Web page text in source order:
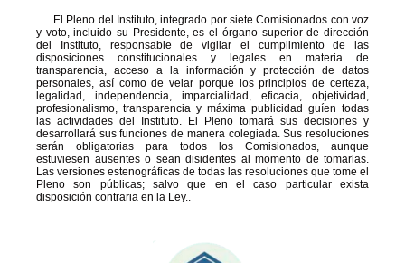
El Pleno del Instituto, integrado por siete Comisionados con voz
y voto, incluido su Presidente, es el órgano superior de dirección
del Instituto, responsable de vigilar el cumplimiento de las
disposiciones constitucionales y legales en materia de
transparencia, acceso a la información y protección de datos
personales, así como de velar porque los principios de certeza,
legalidad, independencia, imparcialidad, eficacia, objetividad,
profesionalismo, transparencia y máxima publicidad guíen todas
las actividades del Instituto. El Pleno tomará sus decisiones y
desarrollará sus funciones de manera colegiada. Sus resoluciones
serán obligatorias para todos los Comisionados, aunque
estuviesen ausentes o sean disidentes al momento de tomarlas.
Las versiones estenográficas de todas las resoluciones que tome el
Pleno son públicas; salvo que en el caso particular exista
disposición contraria en la Ley..